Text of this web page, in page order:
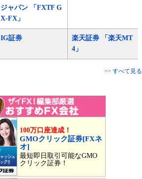
ジャパン 「FXTF G
X-FX」
IG証券
楽天証券 「楽天MT
4」
>> すべて見る
100万口座達成！
GMOクリック証券[FXネ
オ]
最短即日取引可能なGMO
クリック証券！